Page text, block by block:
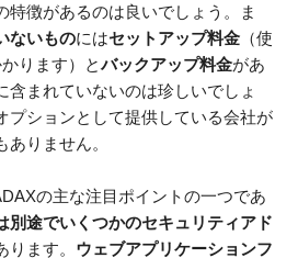
特徴があるのは良いでしょう。ま
ないものにはセットアップ料金 （使
ります）とバックアップ料金があ
含まれていないのは珍しいでしょ
プションとして提供している会社が
りません。
の主な注目ポイントの一つであ
別途でいくつかのセキュリティアド
ります。 ウェブアプリケーションフ